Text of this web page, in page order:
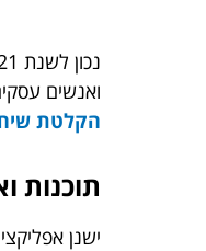
ואנשים
הקלטת
תוכנות
ישנן